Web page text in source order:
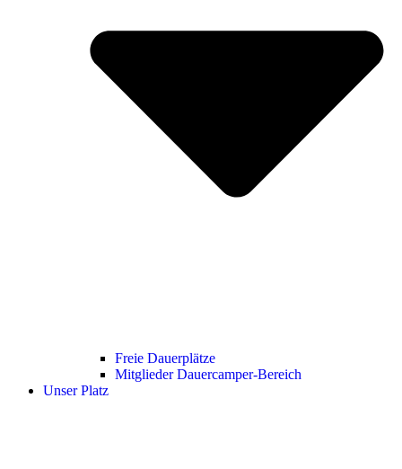
Freie Dauerplätze
Mitglieder Dauercamper-Bereich
Unser Platz